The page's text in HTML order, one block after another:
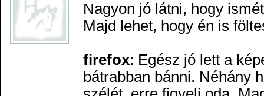
Nagyon jó látni, hogy
Majd lehet, hogy én is
firefox: Egész jó lett a
bátrabban bánni. Néhány